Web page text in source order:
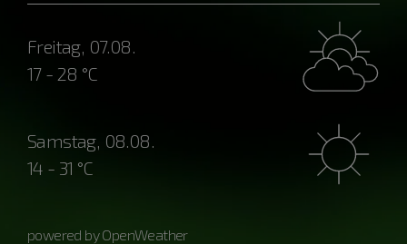
Freitag, 07.08.
17 - 28 °C
Samstag, 08.08.
14 - 31 °C
powered by OpenWeather